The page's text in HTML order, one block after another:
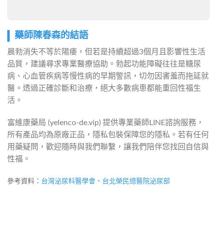
藥師陳春森的結語
晨勃消失不等於陽痿，但若是持續超過3個月且影響性生活
品質，建議尋求專業醫療協助。勃起功能障礙往往是糖尿
病、心血管疾病等慢性病的早期警訊，切勿因害羞而拖延就
醫。透過正確診斷和治療，絕大多數病患都能重回性福生
活。
富維康藥局 (yelenco-de.vip) 提供專業藥師LINE諮詢服務，
所有產品均為原廠正品，隱私包裝保障您的隱私。若有任何
用藥疑問，歡迎隨時與我們聯繫，讓我們陪伴您找回自信與
性福。
參考資料： 台灣泌尿科醫學會 、 台北榮民總醫院泌尿部